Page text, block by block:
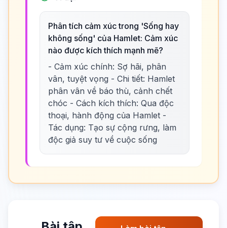
Phân tích cảm xúc trong 'Sống hay
không sống' của Hamlet: Cảm xúc
nào được kích thích mạnh mẽ?
- Cảm xúc chính: Sợ hãi, phân
vân, tuyệt vọng - Chi tiết: Hamlet
phân vân về báo thù, cảnh chết
chóc - Cách kích thích: Qua độc
thoại, hành động của Hamlet -
Tác dụng: Tạo sự cộng rưng, làm
độc giả suy tư về cuộc sống